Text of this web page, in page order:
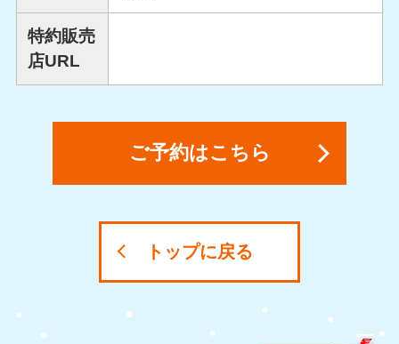
特約販売
店URL
ご予約はこちら
トップに戻る